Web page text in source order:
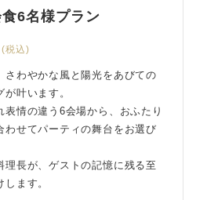
6名様プラン
(税込)
さわやかな風と陽光をあびての
叶います。
表情の違う6会場から、おふたり
わせてパーティの舞台をお選び
理長が、ゲストの記憶に残る至
ます。